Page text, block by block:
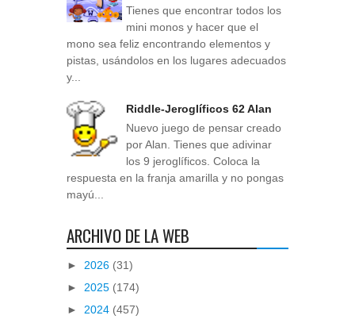
Tienes que encontrar todos los
mini monos y hacer que el
mono sea feliz encontrando elementos y
pistas, usándolos en los lugares adecuados
y...
Riddle-Jeroglíficos 62 Alan
Nuevo juego de pensar creado
por Alan. Tienes que adivinar
los 9 jeroglíficos. Coloca la
respuesta en la franja amarilla y no pongas
mayú...
ARCHIVO DE LA WEB
► 2026 (31)
► 2025 (174)
► 2024 (457)